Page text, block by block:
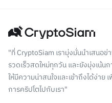
"ที่ CryptoSiam เรามุ่งมั่นนำเสนอ
รวดเร็วสดใหม่ทุกวัน และยังมุ่งเน้น
ให้มีความน่าสนใจและเข้าถึงได้ง่าย
การคริปโตไปกับเรา"